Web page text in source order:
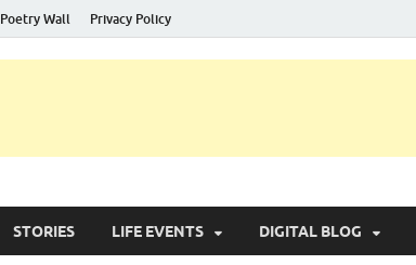
Poetry Wall Privacy Policy
STORIES LIFE EVENTS DIGITAL BLOG